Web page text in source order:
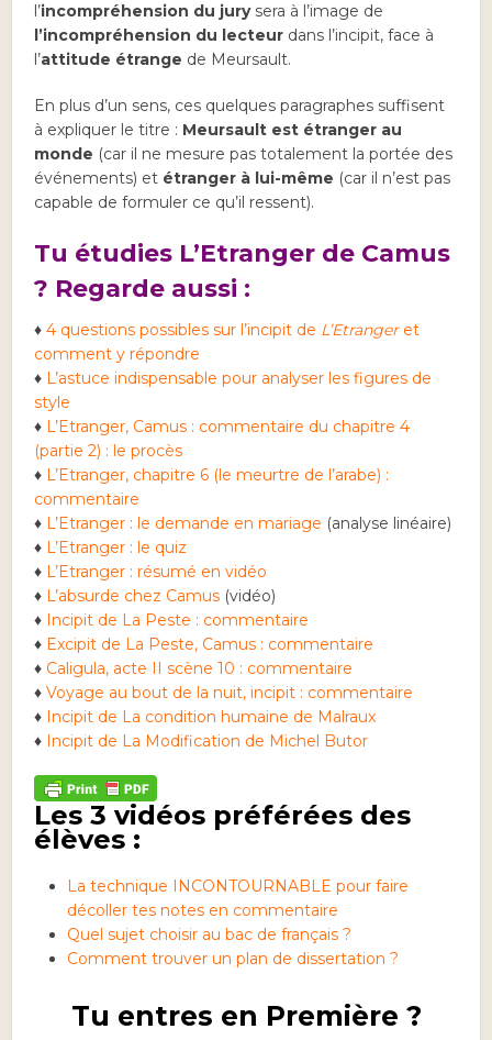
l’incompréhension du jurysera à l’image de
l’incompréhension du lecteur dans l’incipit, face à
l’attitude étrange de Meursault.
En plus d’un sens, ces quelques paragraphes suffisent
à expliquer le titre : Meursault est étranger au
monde (car il ne mesure pas totalement la portée des
événements) et étranger à lui-même (car il n’est pas
capable de formuler ce qu’il ressent).
Tu étudies L’Etranger de Camus
? Regarde aussi :
♦4 questions possibles sur l’incipit de L’Etrangeret
comment y répondre
♦ L’astuce indispensable pour analyser les figures de
style
♦ L’Etranger, Camus : commentaire du chapitre 4
(partie 2) : le procès
♦ L’Etranger, chapitre 6 (le meurtre de l’arabe) :
commentaire
♦ L’Etranger : le demande en mariage (analyse linéaire)
♦ L’Etranger : le quiz
♦ L’Etranger : résumé en vidéo
♦ L’absurde chez Camus (vidéo)
♦ Incipit de La Peste : commentaire
♦ Excipit de La Peste, Camus : commentaire
♦ Caligula, acte II scène 10 : commentaire
♦Voyage au bout de la nuit, incipit : commentaire
♦ Incipit de La condition humaine de Malraux
♦ Incipit de La Modification de Michel Butor
Les 3 vidéos préférées des
élèves :
La technique INCONTOURNABLE pour faire
décoller tes notes en commentaire
Quel sujet choisir au bac de français ?
Comment trouver un plan de dissertation ?
Tu entres en Première ?